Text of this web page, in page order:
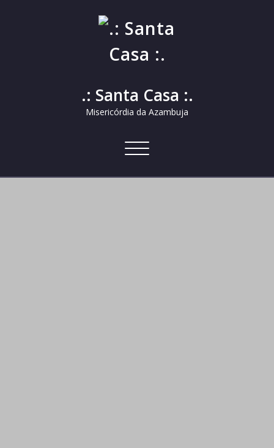
.: Santa Casa :.
Misericórdia da Azambuja
Alternar
navegação